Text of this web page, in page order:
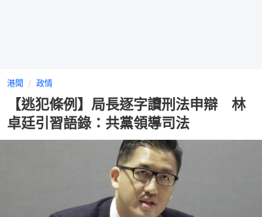
港聞 政情
【逃犯條例】局長逐字讀刑法申辯 林
卓廷引習語錄：共黨領導司法